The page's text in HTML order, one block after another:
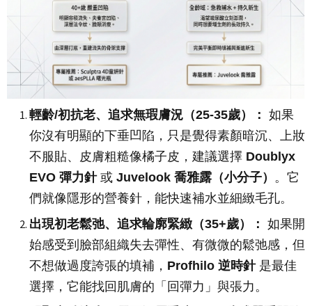
輕齡/初抗老、追求無瑕膚況（25-35歲）： 如果
你沒有明顯的下垂凹陷，只是覺得素顏暗沉、上妝
不服貼、皮膚粗糙像橘子皮，建議選擇 Doublyx
EVO 彈力針或 Juvelook 喬雅露（小分子） 。它
們就像隱形的營養針，能快速補水並細緻毛孔。
出現初老鬆弛、追求輪廓緊緻（35+歲）： 如果開
始感受到臉部組織失去彈性、有微微的鬆弛感，但
不想做過度誇張的填補， Profhilo 逆時針是最佳
選擇，它能找回肌膚的「回彈力」與張力。